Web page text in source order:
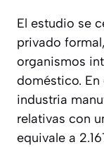
El estudio se
privado
organismos
doméstico. En
industria
relativas con
equivale a